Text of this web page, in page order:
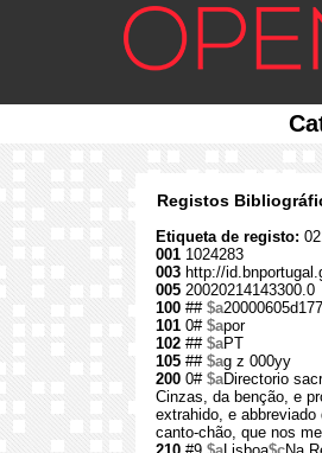
Registos
Etiqueta de registo:
001 1024283
003 http://
005 20020214143300.0
100 ## $a
101 0# $apor
102 ## $aPT
105 ## $ag z 000yy
200 0# $aDirectorio
Cinzas, da benção, e
extrahido, e
canto-chão, que nos